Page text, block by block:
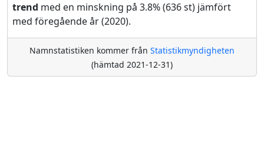
trend med en minskning på 3.8% (636 st) jämfört
med föregående år (2020).
Namnstatistiken kommer från Statistikmyndigheten
(hämtad 2021-12-31)